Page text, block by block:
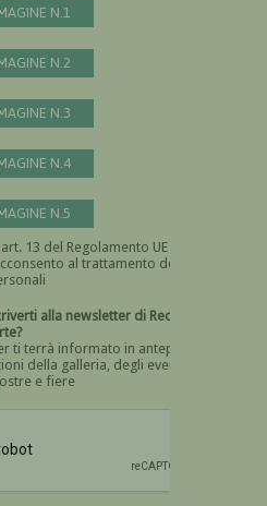
N.1
N.2
N.3
N.4
N.5
13 del Regolamento UE n.
al trattamento dei
Devi dare il consenso
alla newsletter di Recta
ti terrà informato in anteprima
della galleria, degli eventi
e fiere